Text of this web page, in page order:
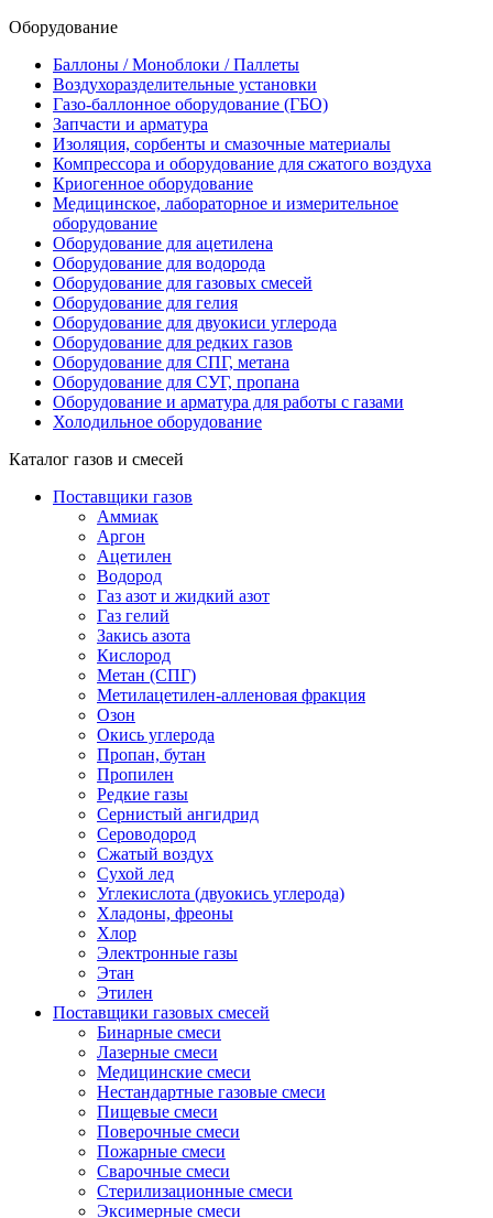
Оборудование
Баллоны / Моноблоки / Паллеты
Воздухоразделительные установки
Газо-баллонное оборудование (ГБО)
Запчасти и арматура
Изоляция, сорбенты и смазочные материалы
Компрессора и оборудование для сжатого воздуха
Криогенное оборудование
Медицинское, лабораторное и измерительное
оборудование
Оборудование для ацетилена
Оборудование для водорода
Оборудование для газовых смесей
Оборудование для гелия
Оборудование для двуокиси углерода
Оборудование для редких газов
Оборудование для СПГ, метана
Оборудование для СУГ, пропана
Оборудование и арматура для работы с газами
Холодильное оборудование
Каталог газов и смесей
Поставщики газов
Аммиак
Аргон
Ацетилен
Водород
Газ азот и жидкий азот
Газ гелий
Закись азота
Кислород
Метан (СПГ)
Метилацетилен-алленовая фракция
Озон
Окись углерода
Пропан, бутан
Пропилен
Редкие газы
Сернистый ангидрид
Сероводород
Сжатый воздух
Сухой лед
Углекислота (двуокись углерода)
Хладоны, фреоны
Хлор
Электронные газы
Этан
Этилен
Поставщики газовых смесей
Бинарные смеси
Лазерные смеси
Медицинские смеси
Нестандартные газовые смеси
Пищевые смеси
Поверочные смеси
Пожарные смеси
Сварочные смеси
Стерилизационные смеси
Эксимерные смеси